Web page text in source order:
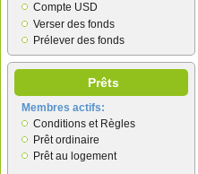
Compte USD
Verser des fonds
Prélever des fonds
Prêts
Membres actifs:
Conditions et Règles
Prêt ordinaire
Prêt au logement